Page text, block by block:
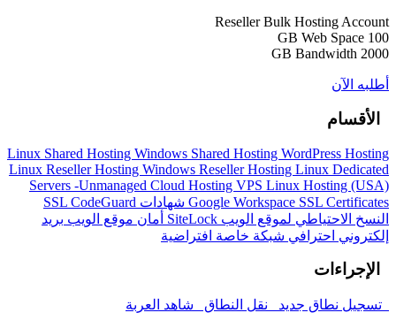
Reseller Bulk Hosting Account
100 GB Web Space
2000 GB Bandwidth
أطلبه الآن
الأقسام
Linux Shared Hosting Windows Shared Hosting WordPress Hosting
Linux Reseller Hosting Windows Reseller Hosting Linux Dedicated
Servers -Unmanaged Cloud Hosting VPS Linux Hosting (USA)
Google Workspace SSL Certificates شهادات SSL CodeGuard
النسخ الاحتياطي لموقع الويب SiteLock أمان موقع الويب بريد
إلكتروني احترافي شبكة خاصة افتراضية
الإجراءات
تسجيل نطاق جديد نقل النطاق شاهد العربة